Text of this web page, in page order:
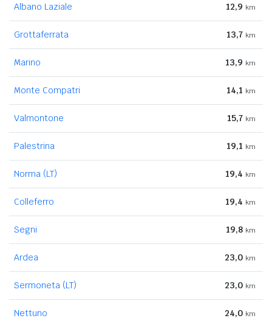
Albano Laziale 12,9 km
Grottaferrata 13,7 km
Marino 13,9 km
Monte Compatri 14,1 km
Valmontone 15,7 km
Palestrina 19,1 km
Norma (LT) 19,4 km
Colleferro 19,4 km
Segni 19,8 km
Ardea 23,0 km
Sermoneta (LT) 23,0 km
Nettuno 24,0 km